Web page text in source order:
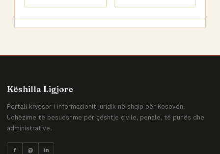
Këshilla Ligjore
Portali kryesor i informacionit juridik në shqip për Kosovën.
Udhëzime të besueshme për çështje civile, penale, të punës dhe
administrative.
f @ in